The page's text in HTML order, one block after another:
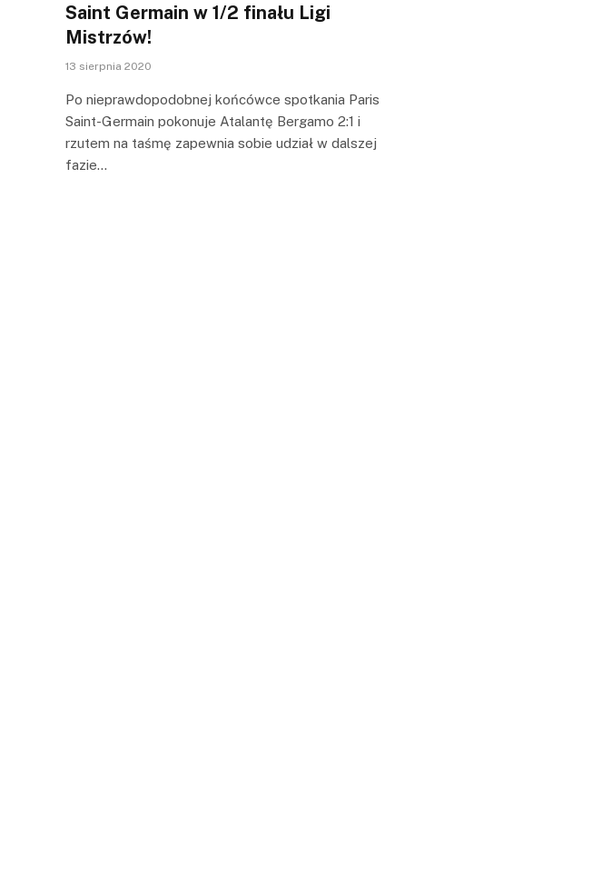
Saint Germain w 1/2 finału Ligi
Mistrzów!
13 sierpnia 2020
Po nieprawdopodobnej końcówce spotkania Paris
Saint-Germain pokonuje Atalantę Bergamo 2:1 i
rzutem na taśmę zapewnia sobie udział w dalszej
fazie…